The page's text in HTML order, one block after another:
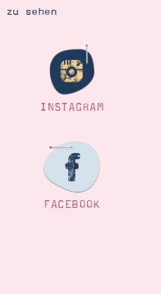
sehen
INSTAGRAM
FACEBOOK